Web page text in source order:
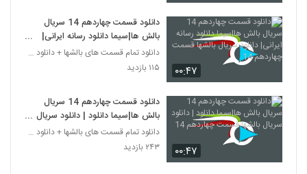
۰۰:۴۷
دانلود قسمت چهاردهم 14 سریال
بالش ها|سیما دانلود رسانه ایرانی|
دانلود سریال بالشها قسمت چهاردهم
14
دانلود تمام قسمت های بالشها + دانلود قسمت 14 چهارد
۱۱۵ بازدید
۰۰:۴۷
دانلود قسمت چهاردهم 14 سریال
بالش ها|سیما دانلود | دانلود سریال
بالشها قسمت چهاردهم 14
دانلود تمام قسمت های بالشها + دانلود قسمت 14 چهارد
۲۴۳ بازدید